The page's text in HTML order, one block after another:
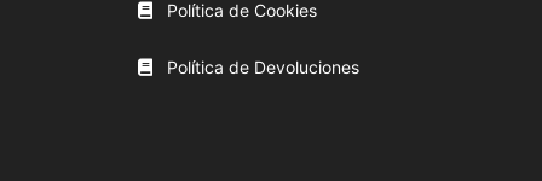
Política de Cookies
Política de Devoluciones